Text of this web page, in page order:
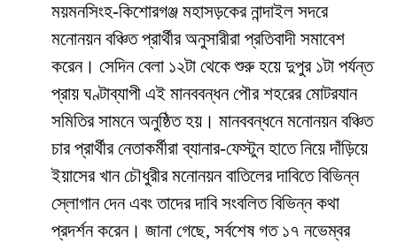
ময়মনসিংহ-কিশোরগঞ্জ মহাসড়কের নান্দাইল সদরে
মনোনয়ন বঞ্চিত প্রার্থীর অনুসারীরা প্রতিবাদী সমাবেশ
করেন। সেদিন বেলা ১২টা থেকে শুরু হয়ে দুপুর ১টা পর্যন্ত
প্রায় ঘণ্টাব্যাপী এই মানববন্ধন পৌর শহরের মোটরযান
সমিতির সামনে অনুষ্ঠিত হয়। মানববন্ধনে মনোনয়ন বঞ্চিত
চার প্রার্থীর নেতাকর্মীরা ব্যানার-ফেস্টুন হাতে নিয়ে দাঁড়িয়ে
ইয়াসের খান চৌধুরীর মনোনয়ন বাতিলের দাবিতে বিভিন্ন
স্লোগান দেন এবং তাদের দাবি সংবলিত বিভিন্ন কথা
প্রদর্শন করেন। জানা গেছে, সর্বশেষ গত ১৭ নভেম্বর